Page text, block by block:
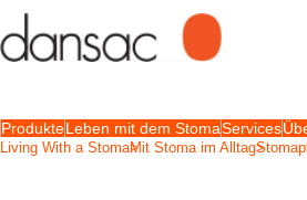
ProdukteLeben mit dem StomaServices
Living With a StomaMit Stoma im Alltag